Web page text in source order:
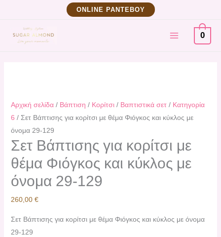
περιεχόμενο
ΟNLINE ΡΑΝΤΕΒΟΥ
MAIN
MENU
0
Αρχική σελίδα/ Βάπτιση / Κορίτσι/ Βαπτιστικά σετ/ Κατηγορία
6 / Σετ Βάπτισης για κορίτσι με θέμα Φιόγκος και κύκλος με
όνομα 29-129
Σετ Βάπτισης για κορίτσι με
θέμα Φιόγκος και κύκλος με
όνομα 29-129
260,00 €
Σετ Βάπτισης για κορίτσι με θέμα Φιόγκος και κύκλος με όνομα
29-129
για
κορίτσι
κύκλος
με
όνομα
29-
129
ποσότητα